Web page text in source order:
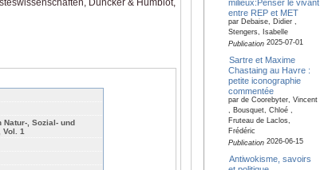
, Sozial- und
1
entre REP et MET
par Debaise, Didier ,
Stengers, Isabelle
Publication2025-07-01
Sartre et Maxime
Chastaing au Havre :
petite iconographie
commentée
par de Coorebyter, Vincent
, Bousquet, Chloé ,
Fruteau de Laclos,
Frédéric
Publication2026-06-15
Antiwokisme, savoirs